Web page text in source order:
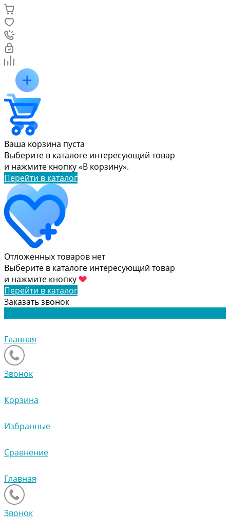
Ваша корзина пуста
Выберите в каталоге интересующий товар
и нажмите кнопку «В корзину».
Перейти в каталог
Отложенных товаров нет
Выберите в каталоге интересующий товар
и нажмите кнопку
Перейти в каталог
Заказать звонок
Главная
Звонок
Корзина
Избранные
Сравнение
Главная
Звонок